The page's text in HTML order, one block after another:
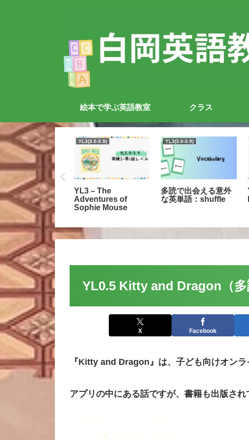
絵本で学ぶ英語教室 クラス
0.5
Ark (ほぼ文
しの本です）
YL3(3.0-3.9)
YL3 – The
Adventures of
Sophie Mouse
YL3(3.0-3.9)
多読で出会える意外
な英単語：shuffle
YL0.5 Kitty and Dragon（多
X Facebook
『Kitty and Dragon』は、子ども向けオン
アプリの中にある話ですが、書籍も出版され